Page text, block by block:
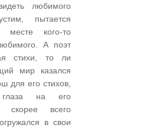
любимого
пытается
месте кого-то
А поэт
стихи, то ли
мир казался
для его стихов,
на его
скорее всего
в свои